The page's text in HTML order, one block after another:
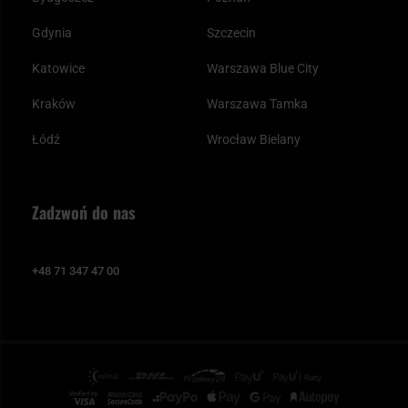
Gdynia
Katowice
Kraków
Łódź
Szczecin
Warszawa Blue City
Warszawa Tamka
Wrocław Bielany
Zadzwoń do nas
+48 71 347 47 00